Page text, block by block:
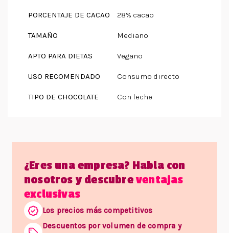
PORCENTAJE DE CACAO 28% cacao
TAMAÑO Mediano
APTO PARA DIETAS Vegano
USO RECOMENDADO Consumo directo
TIPO DE CHOCOLATE Con leche
¿Eres una empresa? Habla con
nosotros y descubreventajas
exclusivas
Los precios más competitivos
Descuentos por volumen de compra y